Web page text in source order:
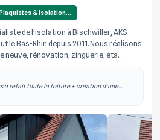
Plaquistes & Isolation…
de l'isolation à Bischwiller, AKS
le Bas-Rhin depuis 2011. Nous réalisons
neuve, rénovation, zinguerie, éta...
a refait toute la toiture + création d'une
professionnel et soigné ! Je